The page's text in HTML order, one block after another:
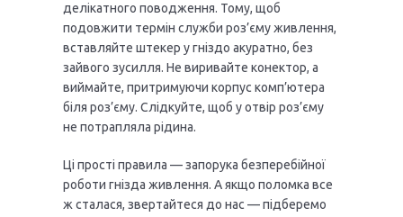
делікатного поводження. Тому, щоб
подовжити термін служби роз’єму живлення,
вставляйте штекер у гніздо акуратно, без
зайвого зусилля. Не виривайте конектор, а
виймайте, притримуючи корпус комп’ютера
біля роз’єму. Слідкуйте, щоб у отвір роз’єму
не потрапляла рідина.
Ці прості правила — запорука безперебійної
роботи гнізда живлення. А якщо поломка все
ж сталася, звертайтеся до нас — підберемо